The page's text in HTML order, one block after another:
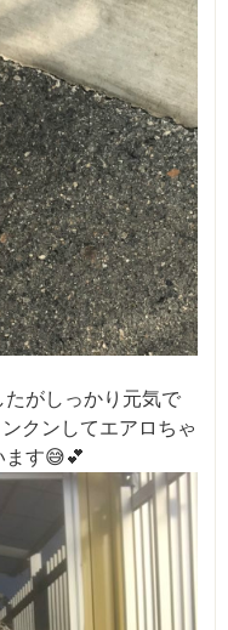
がしっかり元気で
クンしてエアロちゃ
ます😅💕